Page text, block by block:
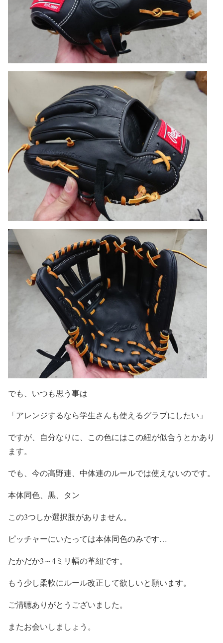
でも、いつも思う事は
「アレンジするなら学生さんも使えるグラブにしたい」
ですが、自分なりに、この色にはこの紐が似合うとかあり
ます。
でも、今の高野連、中体連のルールでは使えないのです。
本体同色、黒、タン
この3つしか選択肢がありません。
ピッチャーにいたっては本体同色のみです…
たかだか3～4ミリ幅の革紐です。
もう少し柔軟にルール改正して欲しいと願います。
ご清聴ありがとうございました。
またお会いしましょう。